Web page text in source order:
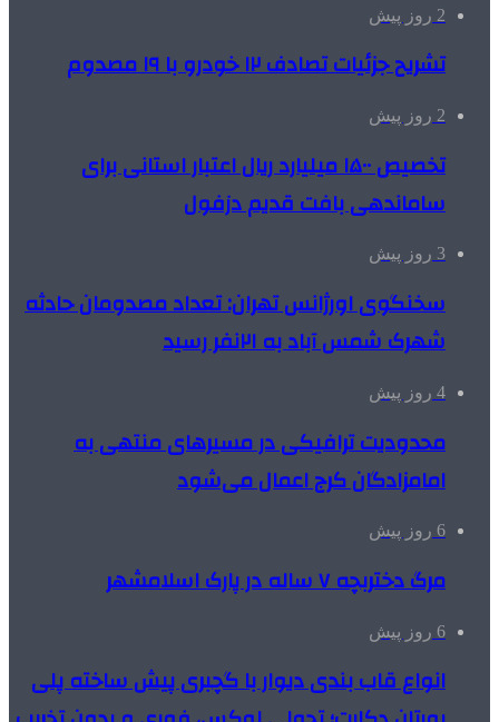
2 روز پیش
تشریح جزئیات تصادف ۱۲ خودرو با ۱۹ مصدوم
2 روز پیش
تخصیص ۱۵۰۰ میلیارد ریال اعتبار استانی برای
ساماندهی بافت قدیم دزفول
3 روز پیش
سخنگوی اورژانس تهران: تعداد مصدومان حادثه
شهرک شمس آباد به ۲۱نفر رسید
4 روز پیش
محدودیت ترافیکی در مسیرهای منتهی به
امامزادگان کرج اعمال می‌شود
6 روز پیش
مرگ دختربچه ۷ ساله در پارک اسلامشهر
6 روز پیش
انواع قاب بندی دیوار با گچبری پیش ساخته پلی